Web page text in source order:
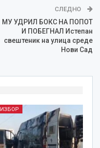
СЛЕДНО
МУ УДРИЛ БОКС НА ПОПОТ
И ПОБЕГНАЛ Истепан
свештеник на улица среде
Нови Сад
ИЗБОР